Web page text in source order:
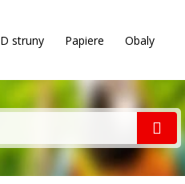
struny Papiere Obaly